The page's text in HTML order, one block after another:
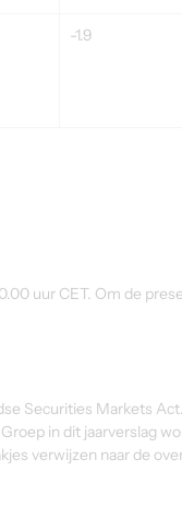
-1.9
uur CET. Om de
Securities Markets
in dit jaarverslag
verwijzen naar de